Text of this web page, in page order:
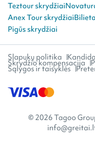
Teztour skrydžiai
Anex Tour skrydžiai
Pigūs skrydžiai
Slapukų politika
Skrydžio kompensacija
Sąlygos ir taisyklės
© 2026 Tagoo